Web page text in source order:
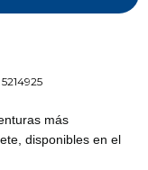
más
disponibles en el